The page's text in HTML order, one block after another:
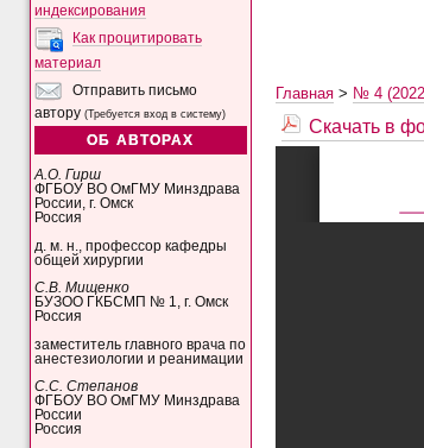
индексирования
Как процитировать
материал
Отправить письмо
автору(Требуется вход в систему)
ОБ АВТОРАХ
А.О. Гирш
ФГБОУ ВО ОмГМУ Минздрава
России, г. Омск
Россия
д. м. н., профессор кафедры
общей хирургии
С.В. Мищенко
БУЗОО ГКБСМП № 1, г. Омск
Россия
заместитель главного врача по
анестезиологии и реанимации
С.С. Степанов
ФГБОУ ВО ОмГМУ Минздрава
России
Россия
Главная> № 4
Скачать в